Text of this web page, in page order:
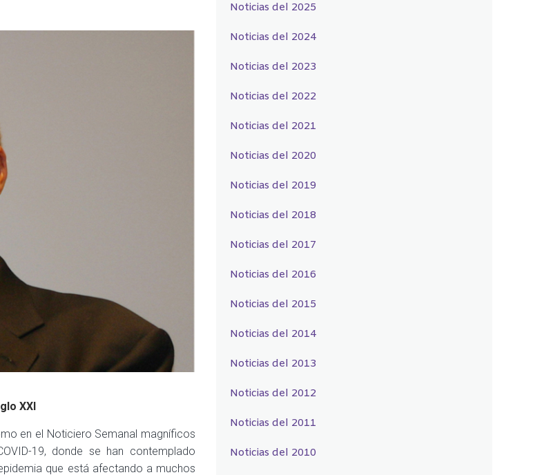
XXI
en el Noticiero Semanal magníficos
19, donde se han contemplado
que está afectando a muchos
Noticias del 2025
Noticias del 2024
Noticias del 2023
Noticias del 2022
Noticias del 2021
Noticias del 2020
Noticias del 2019
Noticias del 2018
Noticias del 2017
Noticias del 2016
Noticias del 2015
Noticias del 2014
Noticias del 2013
Noticias del 2012
Noticias del 2011
Noticias del 2010